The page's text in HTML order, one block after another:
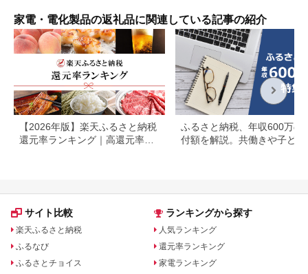
家電・電化製品の返礼品に関連している記事の紹介
【2026年版】楽天ふるさと納税
還元率ランキング｜高還元率返
ふるさと納税、年収600万の
付額を解説。共働きや子ども
サイト比較
楽天ふるさと納税
ふるなび
ふるさとチョイス
ランキングから探す
人気ランキング
還元率ランキング
家電ランキング